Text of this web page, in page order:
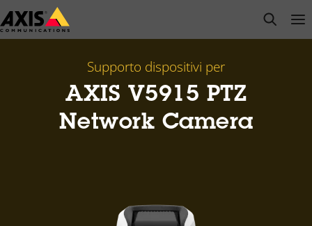
Salta
al
open
Supporto dispositivi per
AXIS V5915 PTZ
Network Camera